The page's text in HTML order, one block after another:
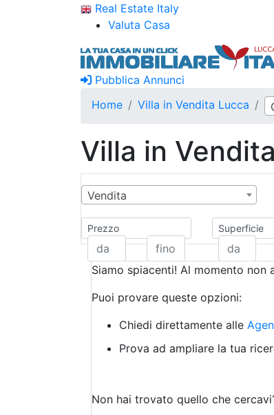
Real Estate Italy
Valuta Casa
Pubblica Annunci
Home
Villa in Vendita Lucca
Villa in
Vendita
Prezzo Superficie
Siamo spiacenti! Al momento
Puoi provare queste opzioni:
Chiedi direttamente alle
Prova ad ampliare la tua
Non hai trovato quello che